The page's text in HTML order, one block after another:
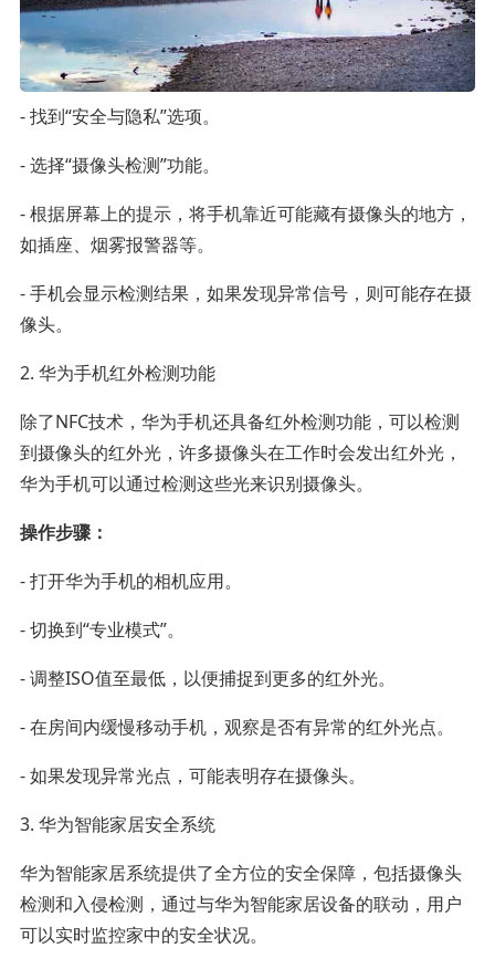
- 找到“安全与隐私”选项。
- 选择“摄像头检测”功能。
- 根据屏幕上的提示，将手机靠近可能藏有摄像头的地方，
如插座、烟雾报警器等。
- 手机会显示检测结果，如果发现异常信号，则可能存在摄
像头。
2. 华为手机红外检测功能
除了NFC技术，华为手机还具备红外检测功能，可以检测
到摄像头的红外光，许多摄像头在工作时会发出红外光，
华为手机可以通过检测这些光来识别摄像头。
操作步骤：
- 打开华为手机的相机应用。
- 切换到“专业模式”。
- 调整ISO值至最低，以便捕捉到更多的红外光。
- 在房间内缓慢移动手机，观察是否有异常的红外光点。
- 如果发现异常光点，可能表明存在摄像头。
3. 华为智能家居安全系统
华为智能家居系统提供了全方位的安全保障，包括摄像头
检测和入侵检测，通过与华为智能家居设备的联动，用户
可以实时监控家中的安全状况。